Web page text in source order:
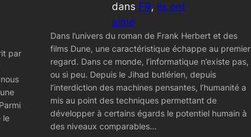
par
le
dans FR, ils ont
aimé
Dans l’univers du roman de Frank Herbert et des
films Dune, une caractéristique échappe au premier
regard. Dans ce monde, l’informatique n’existe pas,
ou si peu. Depuis le Jihad butlérien, depuis
l’interdiction des machines pensantes, l’humanité a
mis au point des techniques permettant de
développer à certains égards le potentiel humain à
des niveaux comparables…